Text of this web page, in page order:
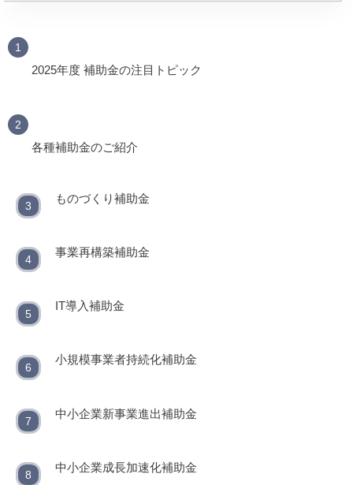
2025年度 補助金の注目トピック
各種補助金のご紹介
ものづくり補助金
事業再構築補助金
IT導入補助金
小規模事業者持続化補助金
中小企業新事業進出補助金
中小企業成長加速化補助金